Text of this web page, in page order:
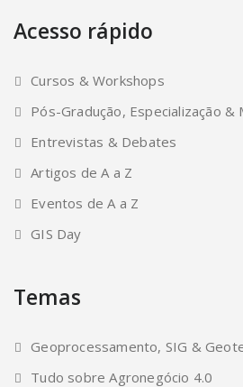
Acesso rápido
Cursos & Workshops
Pós-Gradução, Especialização &
Entrevistas & Debates
Artigos de A a Z
Eventos de A a Z
GIS Day
Temas
Geoprocessamento, SIG &
Tudo sobre Agronegócio 4.0